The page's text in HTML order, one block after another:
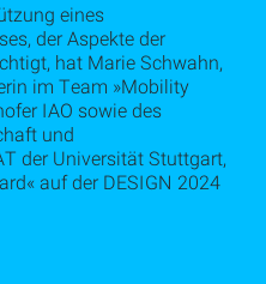
eines
der Aspekte der
hat Marie Schwahn,
im Team »Mobility
IAO sowie des
und
der Universität Stuttgart,
auf der DESIGN 2024